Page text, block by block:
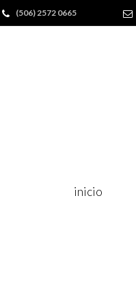
(506) 2572 0665
inicio